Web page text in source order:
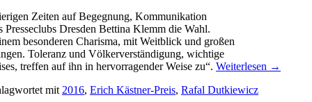
Zeiten auf Begegnung, Kommunikation
Presseclubs Dresden Bettina Klemm die Wahl.
besonderen Charisma, mit Weitblick und großen
Toleranz und Völkerverständigung, wichtige
treffen auf ihn in hervorragender Weise zu“. Weiterlesen →
mit 2016, Erich Kästner-Preis, Rafal Dutkiewicz